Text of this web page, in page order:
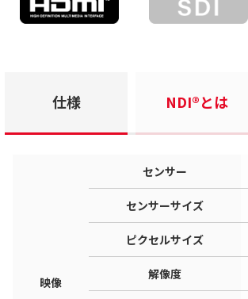
仕様 NDI®とは
映像
センサー
センサーサイズ
ピクセルサイズ
解像度